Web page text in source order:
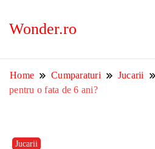
Wonder.ro
Home Cumparaturi Jucarii
pentru o fata de 6 ani?
Jucarii